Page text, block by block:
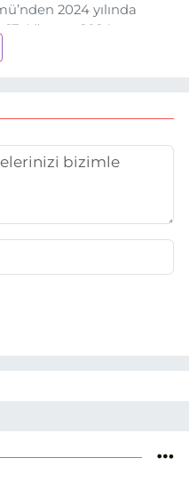
2024 yılında
Ağustos 2024
Tasarım alanında staj